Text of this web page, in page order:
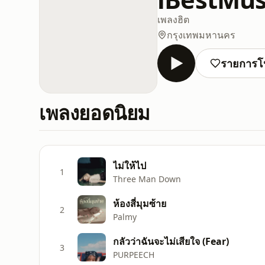
เพลงฮิต
กรุงเทพมหานคร
รายการ
เพลงยอดนิยม
1 ไม่ให้ไป
Three Man Down
2 ห้องสี่มุมซ้าย
Palmy
3 กลัวว่าฉันจะไม่เสียใจ (Fear)
PURPEECH